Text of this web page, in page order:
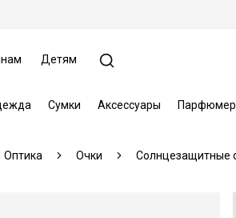
Детям
Сумки Аксессуары
Оптика Очки Солнцезащитные